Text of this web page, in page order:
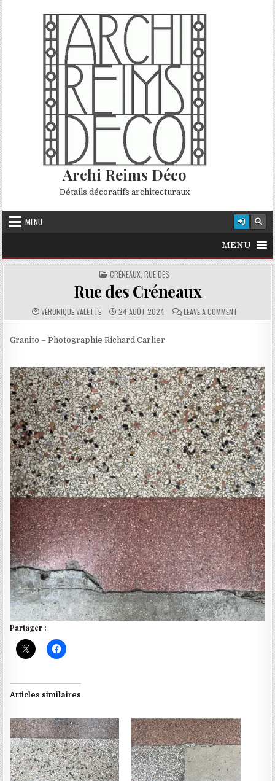
Skip to content
Archi Reims Déco
Détails décoratifs architecturaux
MENU
MENU
POSTED IN
CRÉNEAUX, RUE DES
Rue des Créneaux
AUTHOR:
VÉRONIQUE VALETTE PUBLISHED DATE:
24 AOÛT 2024 COMMENTS:
LEAVE A COMMENTON RUE DES
Granito – Photographie Richard Carlier
Partager :
Articles similaires